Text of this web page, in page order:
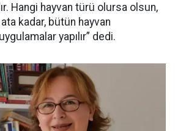
Hangi hayvan türü olursa olsun,
kadar, bütün hayvan
yapılır” dedi.